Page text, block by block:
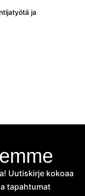
ja
Uutiskirje kokoaa
tapahtumat